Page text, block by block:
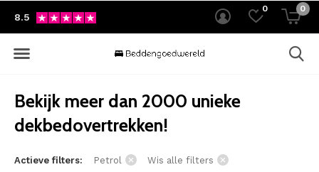
0 0
8.5
Bekijk meer dan 2000 unieke
dekbedovertrekken!
Actieve filters: Petrol Wis alle filters